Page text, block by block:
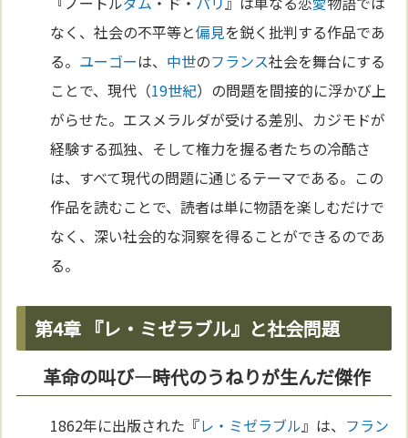
なく、社会の不平等と偏見を鋭く批判する作品であ
る。 ユーゴーは、 中世のフランス社会を舞台にする
ことで、現代（19世紀）の問題を間接的に浮かび上
がらせた。エスメラルダが受ける差別、カジモドが
経験する孤独、そして権力を握る者たちの冷酷さ
は、すべて現代の問題に通じるテーマである。この
作品を読むことで、読者は単に物語を楽しむだけで
なく、深い社会的な洞察を得ることができるのであ
る。
第4章 『レ・ミゼラブル』と社会問題
革命の叫び—時代のうねりが生んだ傑作
1862年に出版された『レ・ミゼラブル』は、 フラン